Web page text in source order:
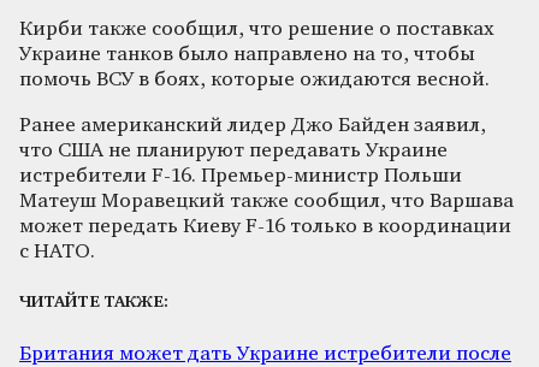
Кирби также сообщил, что решение о поставках
Украине танков было направлено на то, чтобы
помочь ВСУ в боях, которые ожидаются весной.
Ранее американский лидер Джо Байден заявил,
что США не планируют передавать Украине
истребители F-16. Премьер-министр Польши
Матеуш Моравецкий также сообщил, что Варшава
может передать Киеву F-16 только в координации
с НАТО.
ЧИТАЙТЕ ТАКЖЕ:
Британия может дать Украине истребители после